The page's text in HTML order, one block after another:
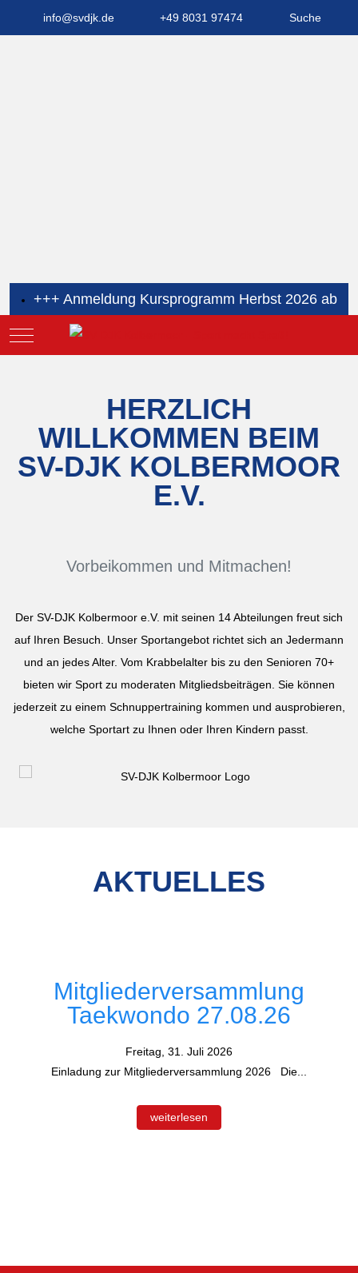
info@svdjk.de +49 8031 97474 Suche
+++ Anmeldung Kursprogramm Herbst 2026 ab
sofort möglich +++
Mobile Menu Toggle
HERZLICH
WILLKOMMEN BEIM
SV-DJK KOLBERMOOR
E.V.
Vorbeikommen und Mitmachen!
Der SV-DJK Kolbermoor e.V. mit seinen 14 Abteilungen freut sich
auf Ihren Besuch. Unser Sportangebot richtet sich an Jedermann
und an jedes Alter. Vom Krabbelalter bis zu den Senioren 70+
bieten wir Sport zu moderaten Mitgliedsbeiträgen. Sie können
jederzeit zu einem Schnuppertraining kommen und ausprobieren,
welche Sportart zu Ihnen oder Ihren Kindern passt.
AKTUELLES
Mitgliederversammlung
Taekwondo 27.08.26
Freitag, 31. Juli 2026
Einladung zur Mitgliederversammlung 2026 Die...
weiterlesen